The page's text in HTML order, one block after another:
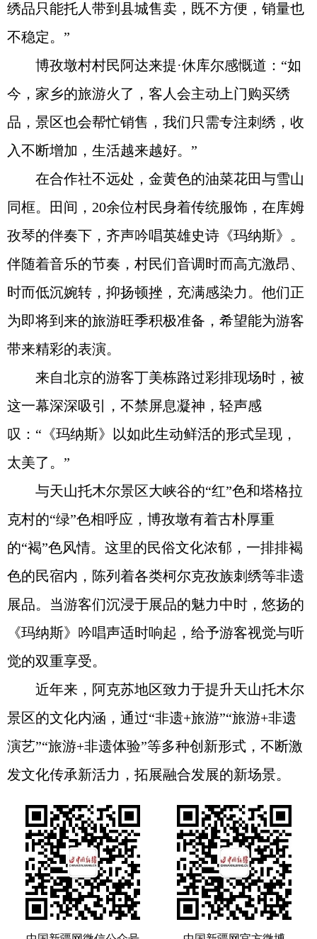
绣品只能托人带到县城售卖，既不方便，销量也
不稳定。”
博孜墩村村民阿达来提·休库尔感慨道：“如
今，家乡的旅游火了，客人会主动上门购买绣
品，景区也会帮忙销售，我们只需专注刺绣，收
入不断增加，生活越来越好。”
在合作社不远处，金黄色的油菜花田与雪山
同框。田间，20余位村民身着传统服饰，在库姆
孜琴的伴奏下，齐声吟唱英雄史诗《玛纳斯》。
伴随着音乐的节奏，村民们音调时而高亢激昂、
时而低沉婉转，抑扬顿挫，充满感染力。他们正
为即将到来的旅游旺季积极准备，希望能为游客
带来精彩的表演。
来自北京的游客丁美栋路过彩排现场时，被
这一幕深深吸引，不禁屏息凝神，轻声感
叹：“《玛纳斯》以如此生动鲜活的形式呈现，
太美了。”
与天山托木尔景区大峡谷的“红”色和塔格拉
克村的“绿”色相呼应，博孜墩有着古朴厚重
的“褐”色风情。这里的民俗文化浓郁，一排排褐
色的民宿内，陈列着各类柯尔克孜族刺绣等非遗
展品。当游客们沉浸于展品的魅力中时，悠扬的
《玛纳斯》吟唱声适时响起，给予游客视觉与听
觉的双重享受。
近年来，阿克苏地区致力于提升天山托木尔
景区的文化内涵，通过“非遗+旅游”“旅游+非遗
演艺”“旅游+非遗体验”等多种创新形式，不断激
发文化传承新活力，拓展融合发展的新场景。